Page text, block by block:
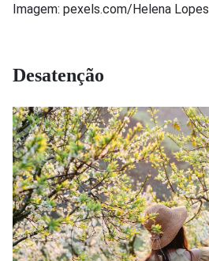
Imagem: pexels.com/Helena Lopes
Desatenção